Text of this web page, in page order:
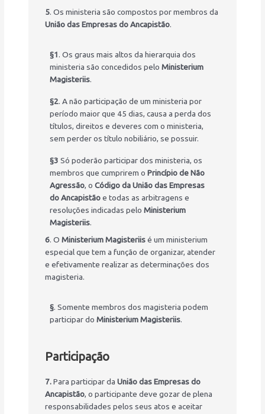
5. Os ministeria são compostos por membros da
União das Empresas do Ancapistão.
§1. Os graus mais altos da hierarquia dos
ministeria são concedidos pelo Ministerium
Magisteriis.
§2. A não participação de um ministeria por
período maior que 45 dias, causa a perda dos
títulos, direitos e deveres com o ministeria,
sem perder os título nobiliário, se possuir.
§3 Só poderão participar dos ministeria, os
membros que cumprirem o Princípio de Não
Agressão, o Código da União das Empresas
do Ancapistãoe todas as arbitragens e
resoluções indicadas pelo Ministerium
Magisteriis.
6. O Ministerium Magisteriisé um ministerium
especial que tem a função de organizar, atender
e efetivamente realizar as determinações dos
magisteria.
§. Somente membros dos magisteria podem
participar do Ministerium Magisteriis.
Participação
7.Para participar da União das Empresas do
Ancapistão, o participante deve gozar de plena
responsabilidades pelos seus atos e aceitar